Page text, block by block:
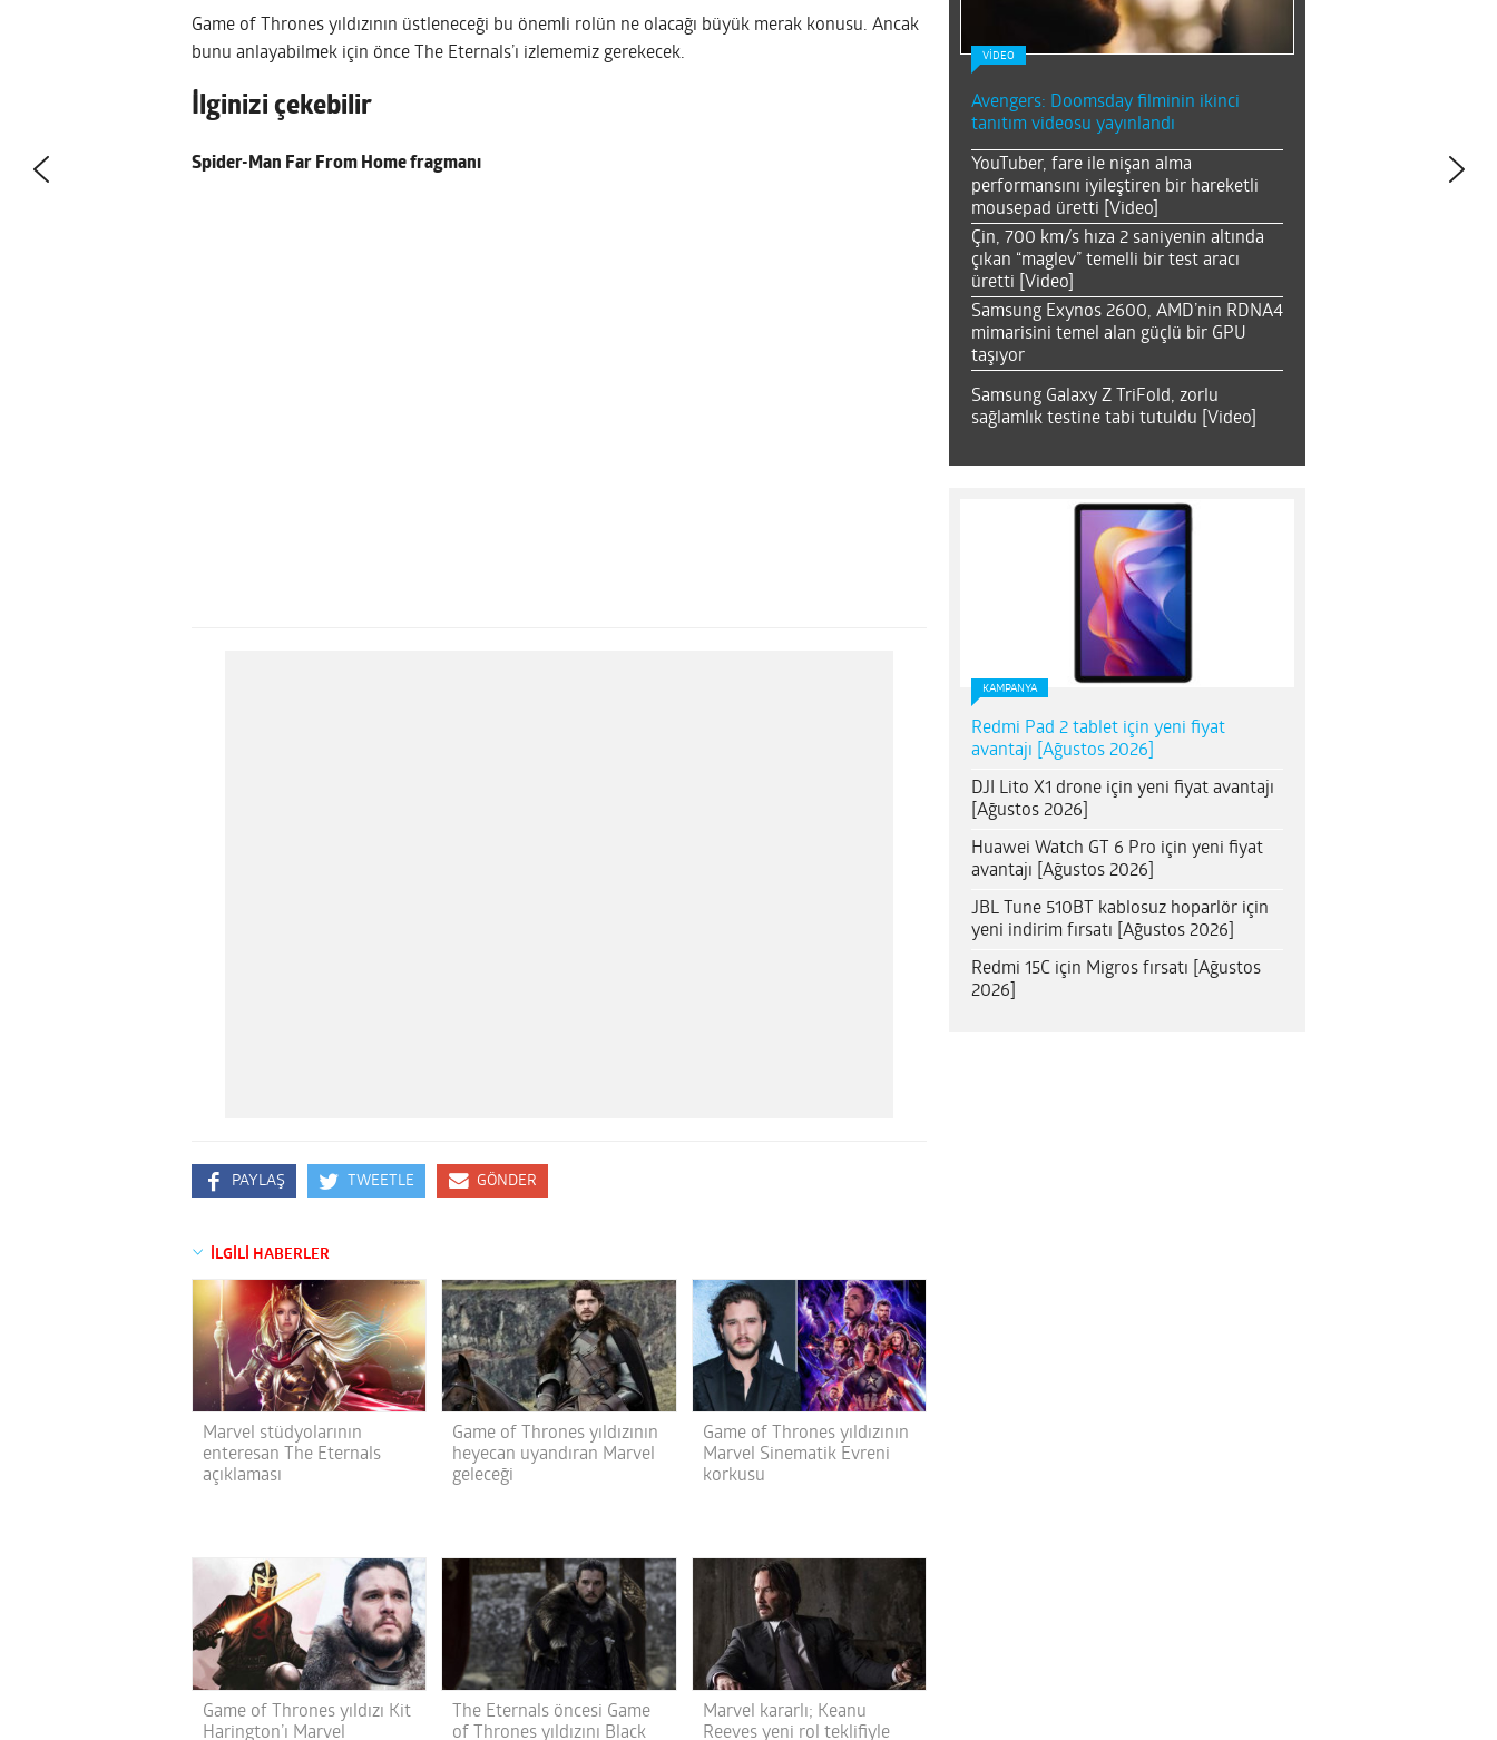
Game of Thrones yıldızının üstleneceği bu önemli rolün ne olacağı büyük merak konusu. Ancak
bunu anlayabilmek için önce The Eternals’ı izlememiz gerekecek.
İlginizi çekebilir
Spider-Man Far From Home fragmanı
PAYLAŞ TWEETLE GÖNDER
İLGİLİ HABERLER
Marvel stüdyolarının
enteresan The Eternals
açıklaması
Game of Thrones yıldızının
heyecan uyandıran Marvel
geleceği
Game of Thrones yıldızının
Marvel Sinematik Evreni
korkusu
Game of Thrones yıldızı Kit
Harington’ı Marvel
The Eternals öncesi Game
of Thrones yıldızını Black
Marvel kararlı; Keanu
Reeves yeni rol teklifiyle
VİDEO
Avengers: Doomsday filminin ikinci
tanıtım videosu yayınlandı
YouTuber, fare ile nişan alma
performansını iyileştiren bir hareketli
mousepad üretti [Video]
Çin, 700 km/s hıza 2 saniyenin altında
çıkan “maglev” temelli bir test aracı
üretti [Video]
Samsung Exynos 2600, AMD’nin RDNA4
mimarisini temel alan güçlü bir GPU
taşıyor
Samsung Galaxy Z TriFold, zorlu
sağlamlık testine tabi tutuldu [Video]
KAMPANYA
Redmi Pad 2 tablet için yeni fiyat
avantajı [Ağustos 2026]
DJI Lito X1 drone için yeni fiyat avantajı
[Ağustos 2026]
Huawei Watch GT 6 Pro için yeni fiyat
avantajı [Ağustos 2026]
JBL Tune 510BT kablosuz hoparlör için
yeni indirim fırsatı [Ağustos 2026]
Redmi 15C için Migros fırsatı [Ağustos
2026]